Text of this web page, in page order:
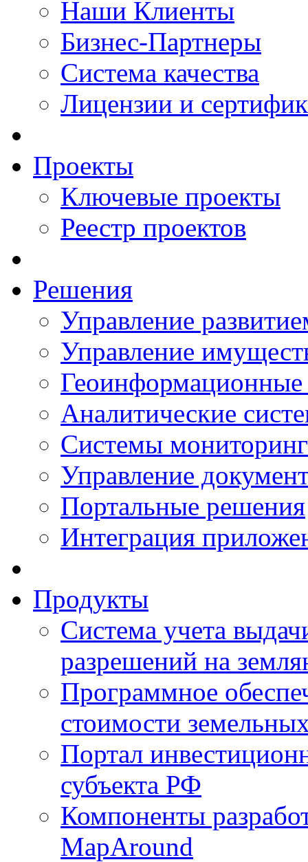
Наши Клиенты
Бизнес-Партнеры
Система качества
Лицензии и
Проекты
Ключевые проекты
Реестр проектов
Решения
Управление
Управление
Аналитические
Системы
Управление
Портальные решения
Интеграция
Продукты
Система учета
разрешений на
Программное
стоимости
Портал
субъекта РФ
Компоненты
MapAround